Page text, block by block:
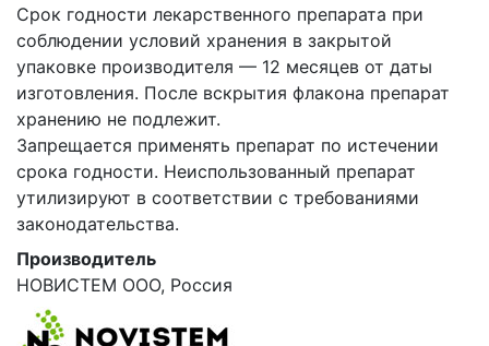
Срок годности лекарственного препарата при
соблюдении условий хранения в закрытой
упаковке производителя — 12 месяцев от даты
изготовления. После вскрытия флакона препарат
хранению не подлежит.
Запрещается применять препарат по истечении
срока годности. Неиспользованный препарат
утилизируют в соответствии с требованиями
законодательства.
Производитель
НОВИСТЕМ ООО, Россия